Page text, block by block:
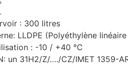
: 300 litres
LLDPE (Polyéthylène
: -10 / +40 °C
un 31H2/Z/…./CZ/IMET 1359-